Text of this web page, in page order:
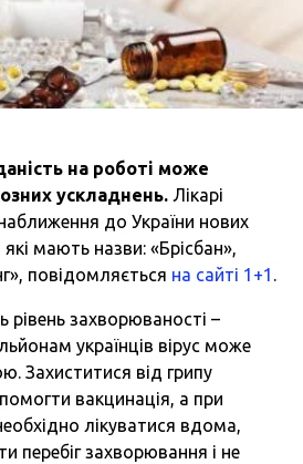
на роботі може
ускладнень. Лікарі
до України нових
які мають назви: «Брісбан»,
повідомляється на сайті 1+1 .
захворюваності –
українців вірус може
Захиститися від грипу
вакцинація, а при
лікуватися вдома,
перебіг захворювання і не